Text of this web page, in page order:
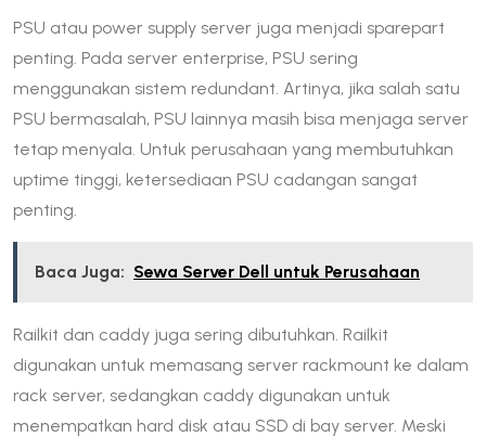
PSU atau power supply server juga menjadi sparepart
penting. Pada server enterprise, PSU sering
menggunakan sistem redundant. Artinya, jika salah satu
PSU bermasalah, PSU lainnya masih bisa menjaga server
tetap menyala. Untuk perusahaan yang membutuhkan
uptime tinggi, ketersediaan PSU cadangan sangat
penting.
Baca Juga: Sewa Server Dell untuk Perusahaan
Railkit dan caddy juga sering dibutuhkan. Railkit
digunakan untuk memasang server rackmount ke dalam
rack server, sedangkan caddy digunakan untuk
menempatkan hard disk atau SSD di bay server. Meski